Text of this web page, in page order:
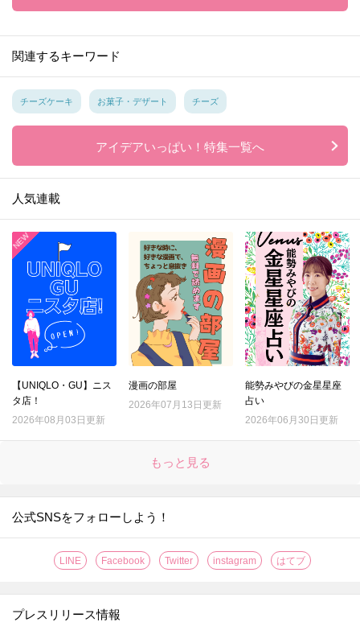
関連するキーワード
チーズケーキ お菓子・デザート チーズ
アイデアいっぱい！特集一覧へ
人気連載
【UNIQLO・GU】ニス
タ店！
2026年08月03日更新
漫画の部屋
2026年07月13日更新
能勢みやびの金星星座
占い
2026年06月30日更新
もっと見る
公式SNSをフォローしよう！
LINE Facebook Twitter instagram はてブ
プレスリリース情報